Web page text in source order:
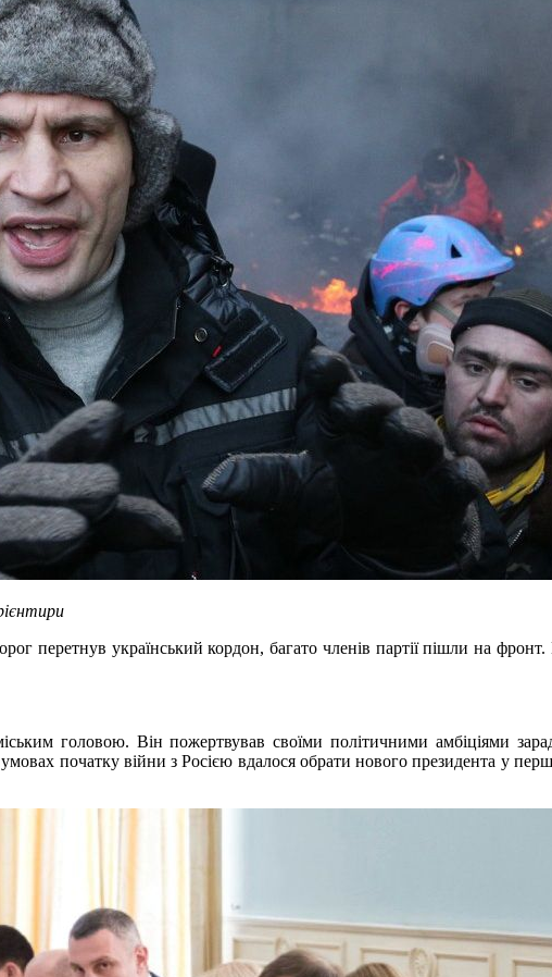
перетнув український кордон, багато членів партії пішли на
головою. Він пожертвував своїми політичними амбіціями
початку війни з Росією вдалося обрати нового президента у